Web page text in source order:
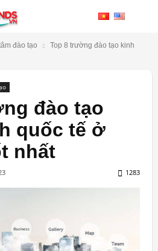
đào tạo
Top 8 trường đào tạo kinh
đào tạo
quốc tế ở
nhất
1283